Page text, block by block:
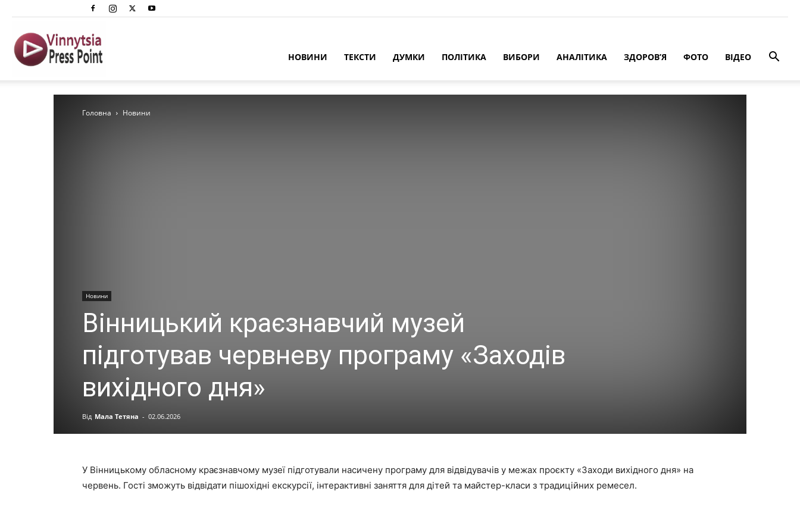
Преспоінт
НОВИНИ ТЕКСТИ ДУМКИ ПОЛІТИКА ВИБОРИ АНАЛІТИКА ЗДОРОВ’Я ФОТО ВІДЕО
Головна Новини
Новини
Вінницький краєзнавчий музей
підготував червневу програму «Заходів
вихідного дня»
Від Мала Тетяна - 02.06.2026
У Вінницькому обласному краєзнавчому музеї підготували насичену програму для відвідувачів у межах проєкту «Заходи вихідного дня» на
червень. Гості зможуть відвідати пішохідні екскурсії, інтерактивні заняття для дітей та майстер-класи з традиційних ремесел.